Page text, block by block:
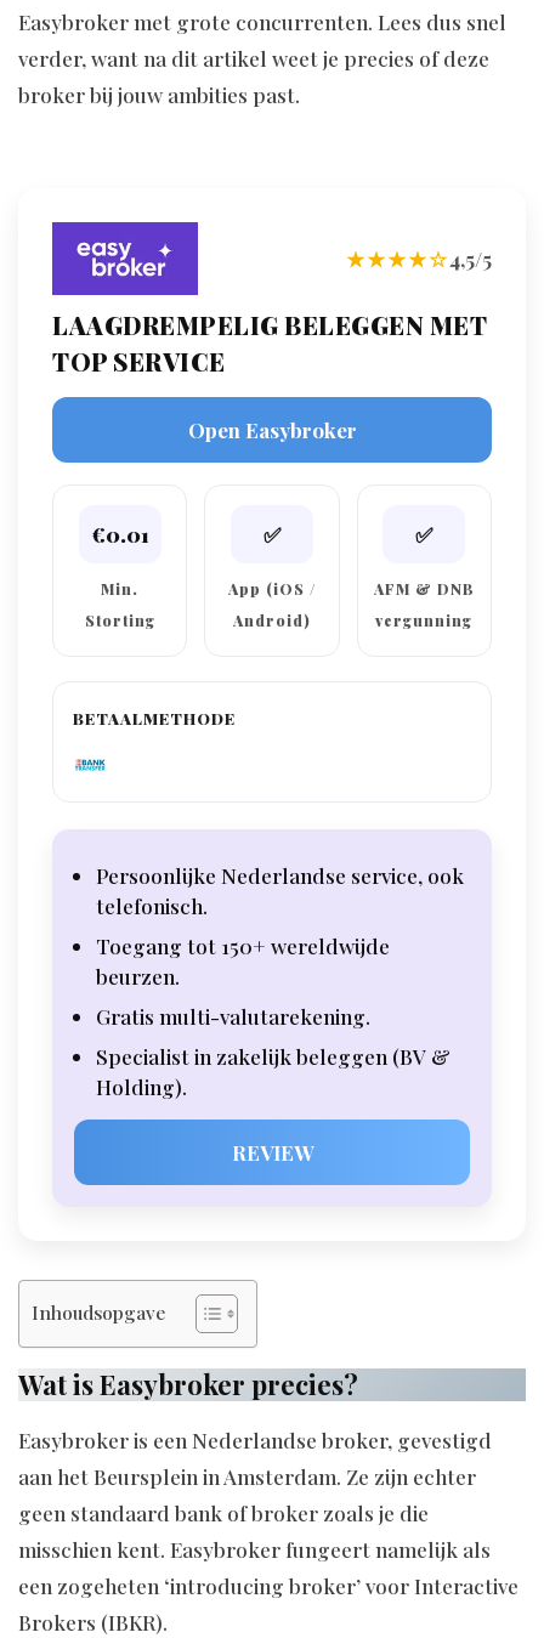
Easybroker met grote concurrenten. Lees dus snel
verder, want na dit artikel weet je precies of deze
broker bij jouw ambities past.
★★★★☆4,5/5
LAAGDREMPELIG BELEGGEN MET
TOP SERVICE
Open Easybroker
€0.01
Min.
Storting
✅
App (iOS /
Android)
✅
AFM & DNB
vergunning
BETAALMETHODE
Persoonlijke Nederlandse service, ook
telefonisch.
Toegang tot 150+ wereldwijde
beurzen.
Gratis multi-valutarekening.
Specialist in zakelijk beleggen (BV &
Holding).
REVIEW
Inhoudsopgave
Wat is Easybroker precies?
Easybroker is een Nederlandse broker, gevestigd
aan het Beursplein in Amsterdam. Ze zijn echter
geen standaard bank of broker zoals je die
misschien kent. Easybroker fungeert namelijk als
een zogeheten ‘introducing broker’ voor Interactive
Brokers (IBKR).